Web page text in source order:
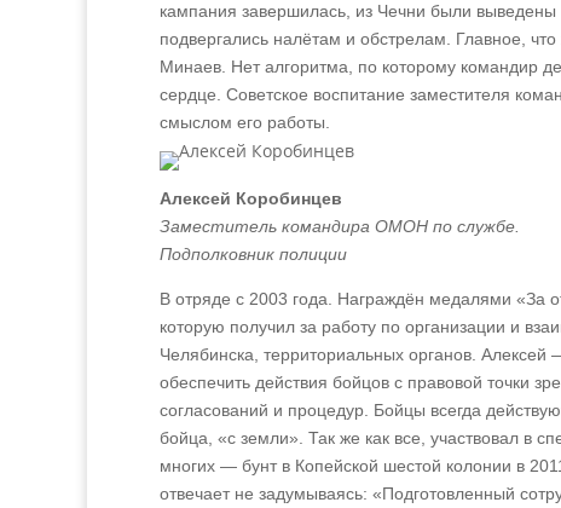
кампания завершилась, из Чечни были выведены
подвергались налётам и обстрелам. Главное,
Минаев. Нет алгоритма, по которому командир
сердце. Советское воспитание заместителя
смыслом его работы.
Алексей Коробинцев
Заместитель командира ОМОН по службе.
Подполковник полиции
В отряде с 2003 года. Награждён медалями «За
которую получил за работу по организации и
Челябинска, территориальных органов.
обеспечить действия бойцов с правовой точки
согласований и процедур. Бойцы всегда
бойца, «с земли». Так же как все, участвовал в
многих — бунт в Копейской шестой колонии в
отвечает не задумываясь: «Подготовленный